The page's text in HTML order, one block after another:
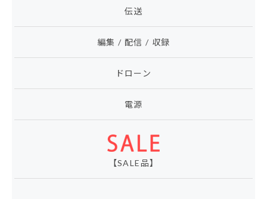
伝送
編集 / 配信 / 収録
ドローン
電源
【SALE品】